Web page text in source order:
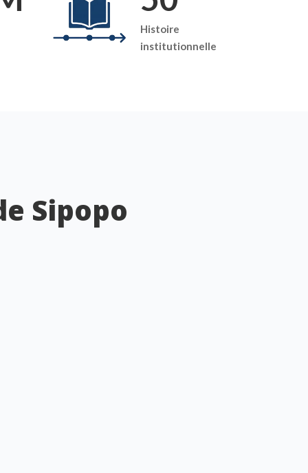
Histoire
institutionnelle
Sipopo